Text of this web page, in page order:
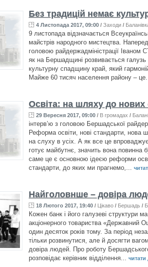
Без традицій немає
4 Листопада 2017, 09:00 / Заходи /
9 листопада відзначається
майстрів народного мистецтва.
головою райдержадміністрації
як на Бершадщині розвивається
культурну спадщину край, який
Майже 60 тисяч населення району –
Освіта: на шляху до нових
29 Вересня 2017, 09:00 / В громадах /
інтерв’ю з головою Бершадської
Реформа освіти, нові стандарти, нова
на слуху в усіх. А як все це
готує майбутнє, значить вона повинна
саме це є основною ідеєю реформи
стандарти, до яких ми прагнемо,...
Найголовнше – довіра
18 Лютого 2017, 19:40 / Цікаво / Бершадь /
Кожен банк і його галузеві структури
акціонерного товариства «Державний
один десяток років тому. За період
тільки розвинутися, але й досягти
довіра людей. Про роботу
розповідає керівник відділення... читати